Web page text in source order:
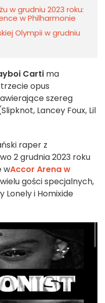
w grudniu 2023 roku:
w Philharmonie
Olympii w grudniu
Carti ma
opus
szereg
Lancey Foux, Lil
raper z
2 grudnia 2023 roku
wAccor Arena w
gości specjalnych,
Lonely i Homixide